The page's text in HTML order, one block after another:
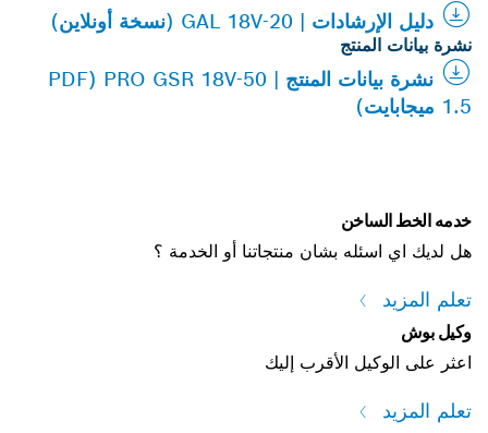
دليل الإرشادات | GAL 18V-20 (نسخة أونلاين)
نشرة بيانات المنتج
نشرة بيانات المنتج | PRO GSR 18V-50 (PDF
1.5 ميجابايت)
خدمه الخط الساخن
هل لديك اي اسئله بشان منتجاتنا أو الخدمة ؟
تعلم المزيد
وكيل بوش
اعثر على الوكيل الأقرب إليك
تعلم المزيد